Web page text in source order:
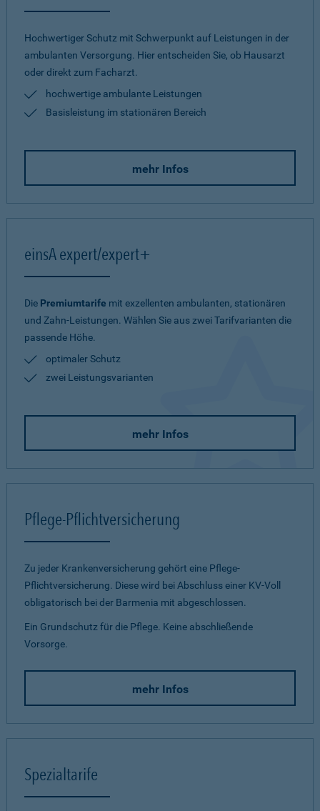
Hochwertiger Schutz mit Schwerpunkt auf Leistungen in der
ambulanten Versorgung. Hier entscheiden Sie, ob Hausarzt
oder direkt zum Facharzt.
hochwertige ambulante Leistungen
Basisleistung im stationären Bereich
mehr Infos
einsA expert/expert+
Die Premiumtarife mit exzellenten ambulanten, stationären
und Zahn-Leistungen. Wählen Sie aus zwei Tarifvarianten die
passende Höhe.
optimaler Schutz
zwei Leistungsvarianten
mehr Infos
Pflege-Pflichtversicherung
Zu jeder Krankenversicherung gehört eine Pflege-
Pflichtversicherung. Diese wird bei Abschluss einer KV-Voll
obligatorisch bei der Barmenia mit abgeschlossen.
Ein Grundschutz für die Pflege. Keine abschließende
Vorsorge.
mehr Infos
Spezialtarife